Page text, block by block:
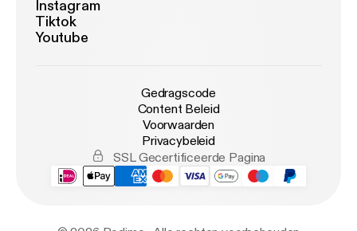
Instagram
Tiktok
Youtube
Gedragscode
Content Beleid
Voorwaarden
Privacybeleid
SSL Gecertificeerde Pagina